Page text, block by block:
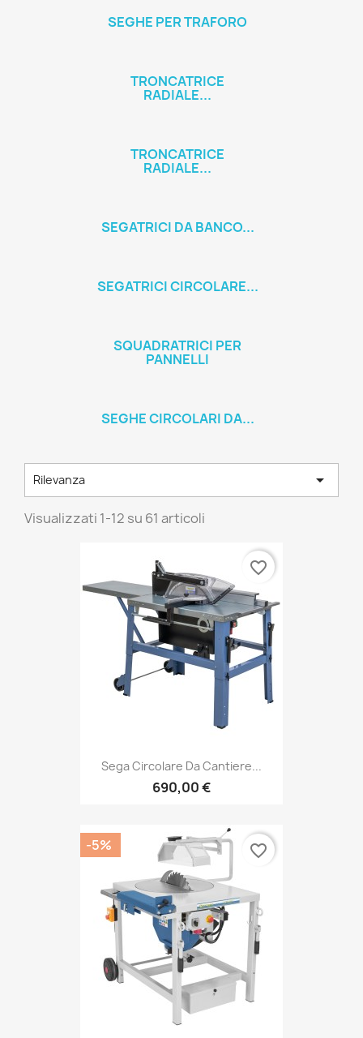
SEGHE PER TRAFORO
TRONCATRICE
RADIALE...
TRONCATRICE
RADIALE...
SEGATRICI DA BANCO...
SEGATRICI CIRCOLARE...
SQUADRATRICI PER
PANNELLI
SEGHE CIRCOLARI DA...
Rilevanza 
Visualizzati 1-12 su 61 articoli
Sega Circolare Da Cantiere...
690,00 €
favorite_border
-5% favorite_border